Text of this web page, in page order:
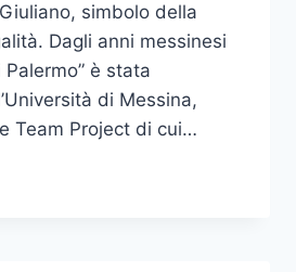
simbolo della
Dagli anni messinesi
Palermo” è stata
di Messina,
Team Project di cui…